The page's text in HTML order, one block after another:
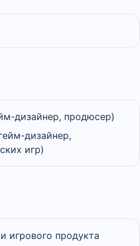
дизайнер, продюсер)
дизайнер,
игр)
игрового продукта